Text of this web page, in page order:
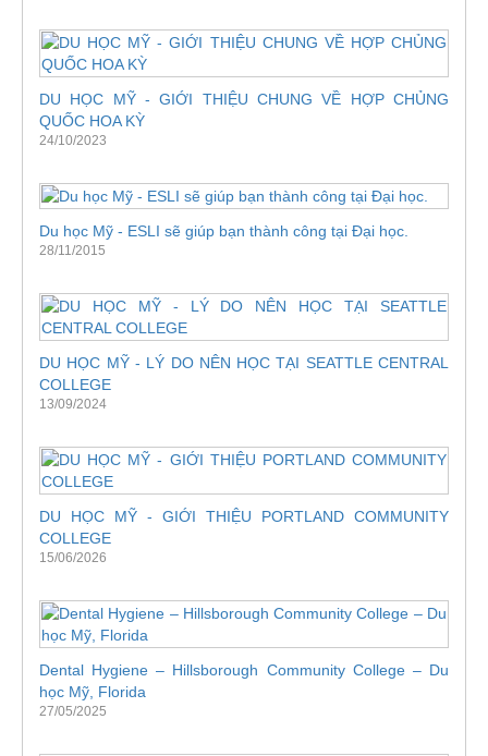
DU HỌC MỸ - GIỚI THIỆU CHUNG VỀ HỢP CHỦNG
QUỐC HOA KỲ
24/10/2023
Du học Mỹ - ESLI sẽ giúp bạn thành công tại Đại học.
28/11/2015
DU HỌC MỸ - LÝ DO NÊN HỌC TẠI SEATTLE CENTRAL
COLLEGE
13/09/2024
DU HỌC MỸ - GIỚI THIỆU PORTLAND COMMUNITY
COLLEGE
15/06/2026
Dental Hygiene – Hillsborough Community College – Du
học Mỹ, Florida
27/05/2025